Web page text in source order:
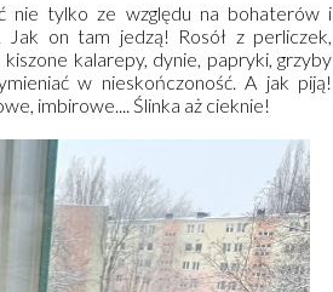
nie tylko ze względu na bohaterów i
Jak on tam jedzą! Rosół z perliczek,
kalarepy, dynie, papryki, grzyby
w nieskończoność. A jak piją!
imbirowe.... Ślinka aż cieknie!